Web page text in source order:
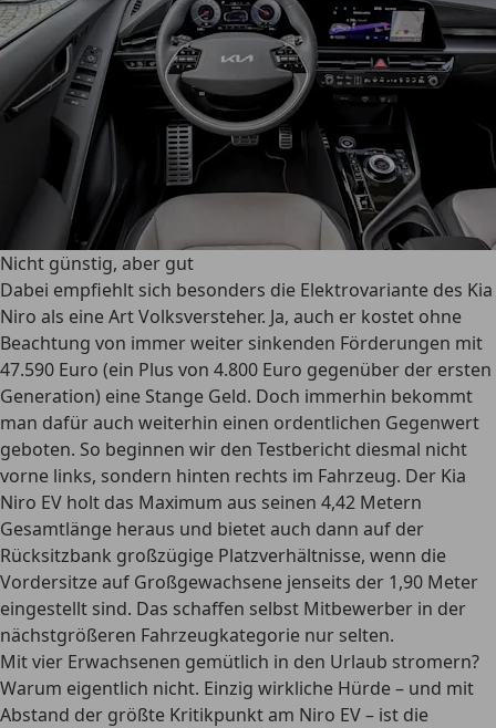
Nicht günstig, aber gut
Dabei empfiehlt sich besonders die Elektrovariante des Kia
Niro als eine Art Volksversteher. Ja, auch er kostet ohne
Beachtung von immer weiter sinkenden Förderungen mit
47.590 Euro (ein Plus von 4.800 Euro gegenüber der ersten
Generation) eine Stange Geld. Doch immerhin bekommt
man dafür auch weiterhin einen ordentlichen Gegenwert
geboten. So beginnen wir den Testbericht diesmal nicht
vorne links, sondern hinten rechts im Fahrzeug. Der Kia
Niro EV holt das Maximum aus seinen 4,42 Metern
Gesamtlänge heraus und bietet auch dann auf der
Rücksitzbank großzügige Platzverhältnisse, wenn die
Vordersitze auf Großgewachsene jenseits der 1,90 Meter
eingestellt sind. Das schaffen selbst Mitbewerber in der
nächstgrößeren Fahrzeugkategorie nur selten.
Mit vier Erwachsenen gemütlich in den Urlaub stromern?
Warum eigentlich nicht. Einzig wirkliche Hürde – und mit
Abstand der größte Kritikpunkt am Niro EV – ist die